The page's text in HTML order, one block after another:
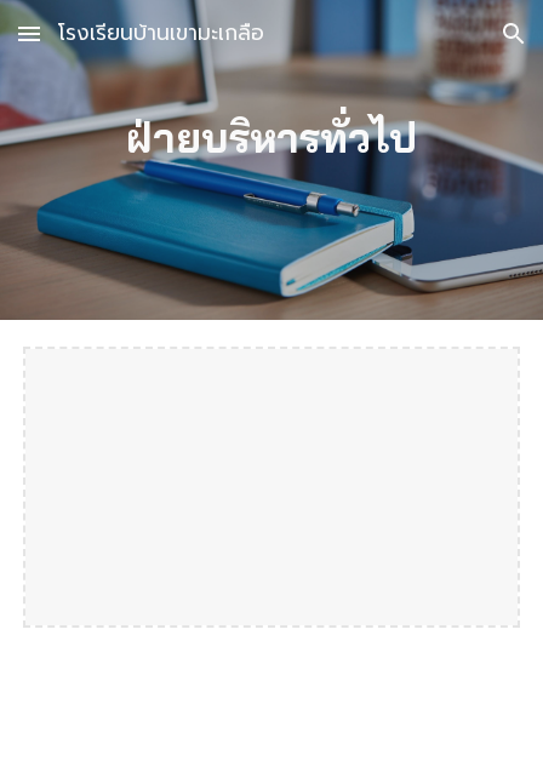
Skip to main content Skip to navigation
โรงเรียนบ้านเขามะเกลือ
ฝ่ายบริหารทั่วไป